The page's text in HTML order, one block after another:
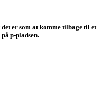
er som at komme tilbage til et
p-pladsen.